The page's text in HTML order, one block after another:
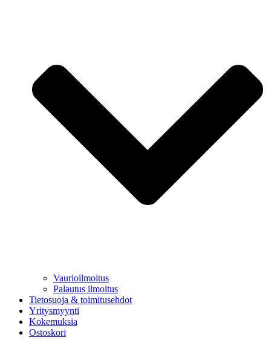
Vaurioilmoitus
Palautus ilmoitus
Tietosuoja & toimitusehdot
Yritysmyynti
Kokemuksia
Ostoskori